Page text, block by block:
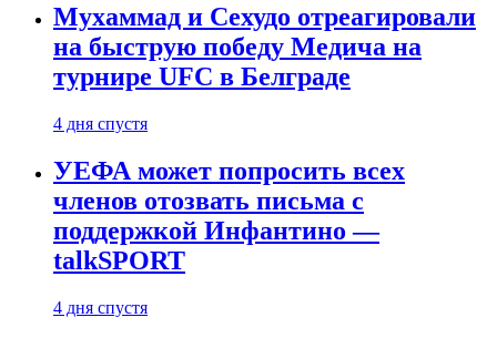
Мухаммад и Сехудо отреагировали
на быструю победу Медича на
турнире UFC в Белграде
4 дня спустя
УЕФА может попросить всех
членов отозвать письма с
поддержкой Инфантино —
talkSPORT
4 дня спустя